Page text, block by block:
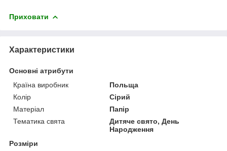
Приховати
Характеристики
Основні атрибути
Країна виробник
Польща
Колір
Сірий
Матеріал
Папір
Тематика свята
Дитяче свято, День
Народження
Розміри